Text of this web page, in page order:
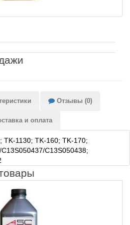
Отзывы (0)
и оплата
TK-1130; TK-160; TK-170;
C13S050438;